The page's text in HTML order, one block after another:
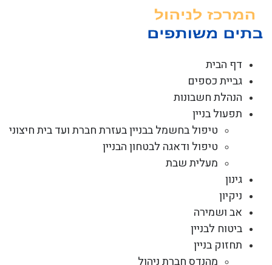
דף הבית
גביית כספים
הנהלת חשבונות
תפעול בניין
טיפול בחשמל בבניין בעזרת חברת ועד בית חיצוני
טיפול ודאגה לבטחון הבניין
מעלית שבת
גינון
ניקיון
אב ושמירה
ביטוח לבניין
תחזוק בניין
מהנדס חברת ניהול